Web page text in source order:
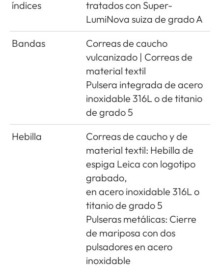
índices
tratados con Super-
LumiNova suiza de grado A
Bandas
Correas de caucho
vulcanizado | Correas de
material textil
Pulsera integrada de acero
inoxidable 316L o de titanio
de grado 5
Hebilla
Correas de caucho y de
material textil: Hebilla de
espiga Leica con logotipo
grabado,
en acero inoxidable 316L o
titanio de grado 5
Pulseras metálicas: Cierre
de mariposa con dos
pulsadores en acero
inoxidable